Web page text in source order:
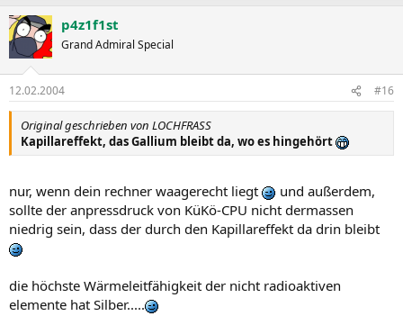
p4z1f1st
Grand Admiral Special
12.02.2004 #16
Original geschrieben von LOCHFRASS
Kapillareffekt, das Gallium bleibt da, wo es hingehört
nur, wenn dein rechner waagerecht liegt
und außerdem,
sollte der anpressdruck von KüKö-CPU nicht dermassen
niedrig sein, dass der durch den Kapillareffekt da drin bleibt
die höchste Wärmeleitfähigkeit der nicht radioaktiven
elemente hat Silber.....